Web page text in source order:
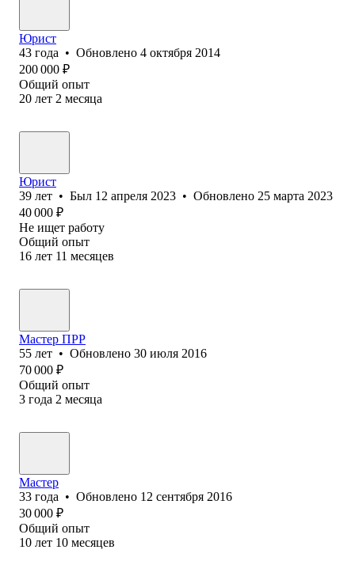
Юрист
43 года • Обновлено 4 октября 2014
200 000 ₽
Общий опыт
20 лет 2 месяца
Юрист
39 лет • Был 12 апреля 2023 • Обновлено 25 марта 2023
40 000 ₽
Не ищет работу
Общий опыт
16 лет 11 месяцев
Мастер ПРР
55 лет • Обновлено 30 июля 2016
70 000 ₽
Общий опыт
3 года 2 месяца
Мастер
33 года • Обновлено 12 сентября 2016
30 000 ₽
Общий опыт
10 лет 10 месяцев